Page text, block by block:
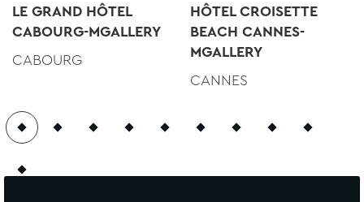
LE GRAND HÔTEL
CABOURG-MGALLERY
CABOURG
HÔTEL CROISETTE
BEACH CANNES-
MGALLERY
CANNES